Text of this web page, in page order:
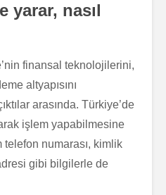
yarar, nasıl
finansal teknolojilerini,
altyapısını
arasında. Türkiye’de
işlem yapabilmesine
numarası, kimlik
gibi bilgilerle de